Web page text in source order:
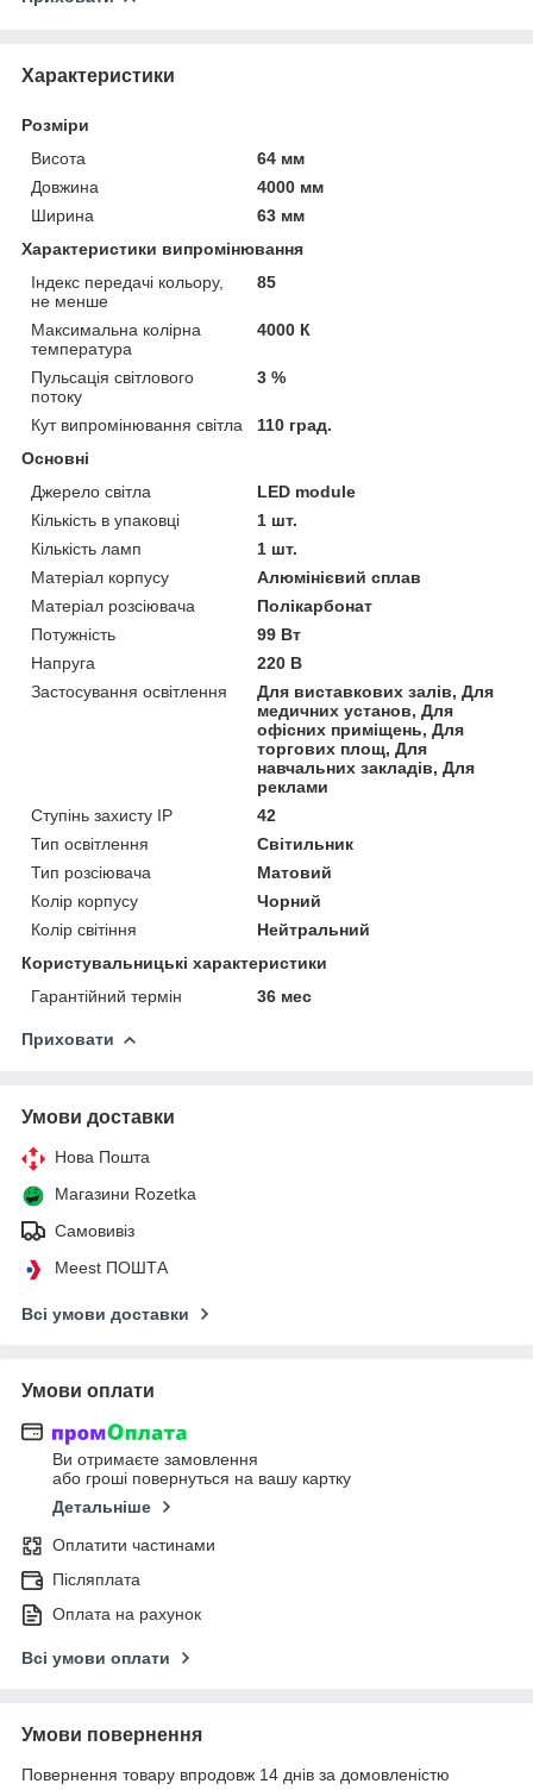
Характеристики
Розміри
Висота
64 мм
Довжина
4000 мм
Ширина
63 мм
Характеристики випромінювання
Індекс передачі кольору,
не менше
85
Максимальна колірна
температура
4000 К
Пульсація світлового
потоку
3 %
Кут випромінювання світла
110 град.
Основні
Джерело світла
LED module
Кількість в упаковці
1 шт.
Кількість ламп
1 шт.
Матеріал корпусу
Алюмінієвий сплав
Матеріал розсіювача
Полікарбонат
Потужність
99 Вт
Напруга
220 В
Застосування освітлення
Для виставкових залів, Для
медичних установ, Для
офісних приміщень, Для
торгових площ, Для
навчальних закладів, Для
реклами
Ступінь захисту IP
42
Тип освітлення
Світильник
Тип розсіювача
Матовий
Колір корпусу
Чорний
Колір світіння
Нейтральний
Користувальницькі характеристики
Гарантійний термін
36 мес
Приховати
Умови доставки
Нова Пошта
Магазини Rozetka
Самовивіз
Meest ПОШТА
Всі умови доставки
Умови оплати
Ви отримаєте замовлення
або гроші повернуться на вашу картку
Детальніше
Оплатити частинами
Післяплата
Оплата на рахунок
Всі умови оплати
Умови повернення
Повернення товару впродовж 14 днів за домовленістю